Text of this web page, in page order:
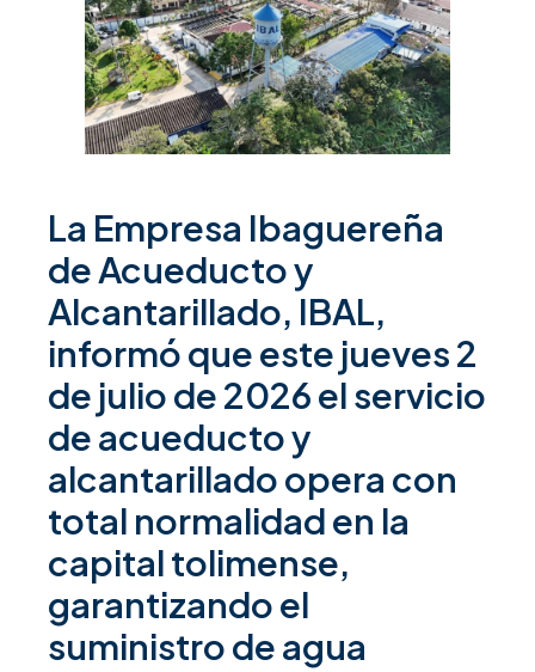
La Empresa Ibaguereña
de Acueducto y
Alcantarillado, IBAL,
informó que este jueves 2
de julio de 2026 el servicio
de acueducto y
alcantarillado opera con
total normalidad en la
capital tolimense,
garantizando el
suministro de agua